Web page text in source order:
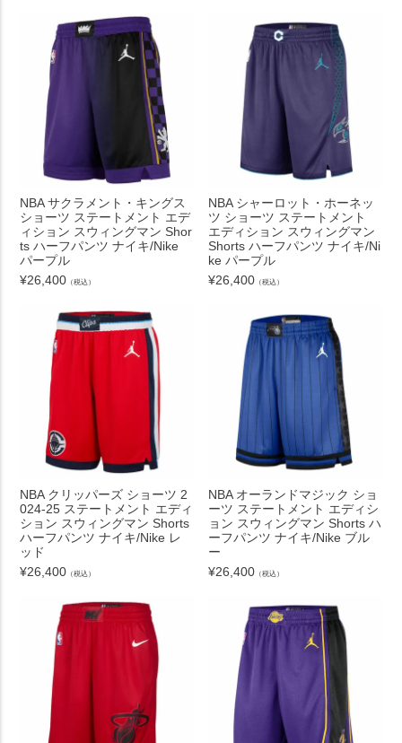
NBA サクラメント・キングス
ショーツ ステートメント エデ
ィション スウィングマン Shor
ts ハーフパンツ ナイキ/Nike
パープル
¥26,400 （税込）
NBA シャーロット・ホーネッ
ツ ショーツ ステートメント
エディション スウィングマン
Shorts ハーフパンツ ナイキ/Ni
ke パープル
¥26,400 （税込）
NBA クリッパーズ ショーツ 2
024-25 ステートメント エディ
ション スウィングマン Shorts
ハーフパンツ ナイキ/Nike レ
ッド
¥26,400 （税込）
NBA オーランドマジック ショ
ーツ ステートメント エディシ
ョン スウィングマン Shorts ハ
ーフパンツ ナイキ/Nike ブル
ー
¥26,400 （税込）